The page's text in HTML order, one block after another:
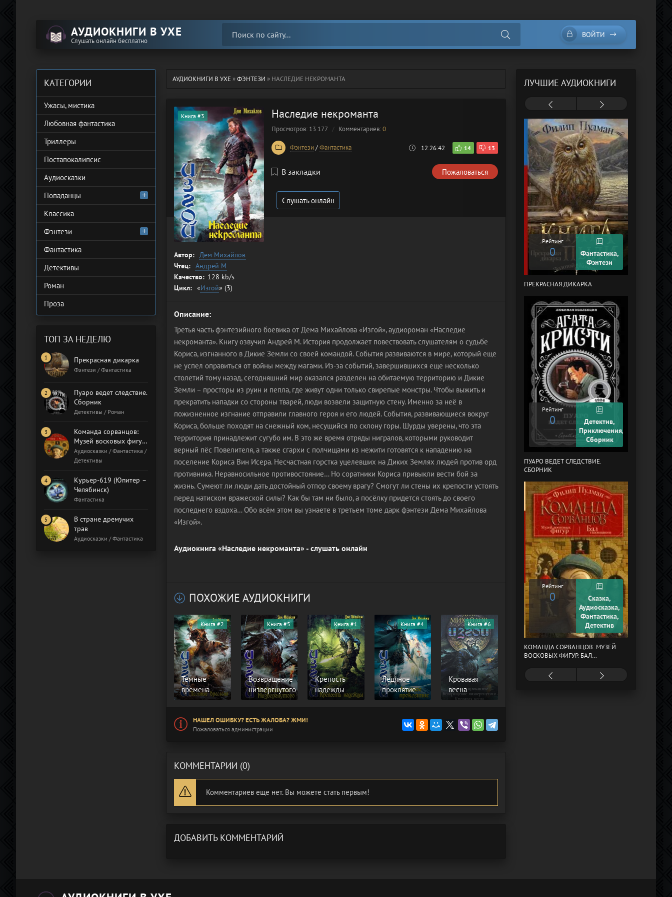
АУДИОКНИГИ В УХЕ
Слушать онлайн бесплатно
ВОЙТИ
АУДИОКНИГИ В УХЕ»ФЭНТЕЗИ » НАСЛЕДИЕ НЕКРОМАНТА
Наследие некроманта
Книга #3
Просмотров: 13 177 Комментариев:0
Фэнтези /Фантастика 12:26:42 14 13
В закладки Пожаловаться
Слушать онлайн
Автор: Дем Михайлов
Чтец: Андрей М
Качество: 128 kb/s
Цикл: «Изгой» (3)
Описание:
Третья часть фэнтезийного боевика от Дема Михайлова «Изгой», аудиороман «Наследие
некроманта». Книгу озвучил Андрей М. История продолжает повествовать слушателям о судьбе
Кориса, изгнанного в Дикие Земли со своей командой. События развиваются в мире, который еще
не успел оправиться от войны между магами. Из-за событий, завершившихся еще несколько
столетий тому назад, сегодняшний мир оказался разделен на обитаемую территорию и Дикие
Земли – просторы из руин и пепла, где живут одни только свирепые монстры. Чтобы выжить и
прекратить нападки со стороны тварей, люди возвели защитную стену. Именно за неё в
пожизненное изгнание отправили главного героя и его людей. События, развивающиеся вокруг
Кориса, больше походят на снежный ком, несущийся по склону горы. Шурды уверены, что эта
территория принадлежит сугубо им. В это же время отряды нигралов, которыми руководит
верный пёс Повелителя, а также сгархи с полчищами из нежити готовятся к нападению на
поселение Кориса Вин Исера. Несчастная горстка уцелевших на Диких Землях людей против орд
противника. Неравносильное противостояние… Но соратники Кориса привыкли вести бой за
жизнь. Сумеют ли люди дать достойный отпор своему врагу? Смогут ли стены их крепости устоять
перед натиском вражеской силы? Как бы там ни было, а посёлку придется стоять до своего
последнего вздоха… Обо всём этом вы узнаете в третьем томе дарк фэнтези Дема Михайлова
«Изгой».
Аудиокнига «Наследие некроманта» - слушать онлайн
ПОХОЖИЕ АУДИОКНИГИ
Темные
времена
Книга #2
Возвращение
низвергнутого
Книга #5
Крепость
надежды
Книга #1
Ледяное
проклятие
Книга #4
Кровавая
весна
Книга #6
НАШЕЛ ОШИБКУ? ЕСТЬ ЖАЛОБА? ЖМИ!
Пожаловаться администрации
КОММЕНТАРИИ (0)
Комментариев еще нет. Вы можете стать первым!
ДОБАВИТЬ КОММЕНТАРИЙ
КАТЕГОРИИ
Ужасы, мистика
Любовная фантастика
Триллеры
Постапокалипсис
Аудиосказки
Попаданцы
Классика
Фэнтези
Фантастика
Детективы
Роман
Проза
ТОП ЗА НЕДЕЛЮ
Прекрасная дикарка
Фэнтези / Фантастика
Пуаро ведет следствие.
Сборник
Детективы / Роман
Команда сорванцов:
Музей восковых фигур.
Бал газовщиков
Аудиосказки / Фантастика /
Детективы
Курьер-619 (Юпитер –
Челябинск)
Фантастика
В стране дремучих
трав
Аудиосказки / Фантастика
ЛУЧШИЕ АУДИОКНИГИ
Рейтинг
0
Фантастика,
Фэнтези
ПРЕКРАСНАЯ ДИКАРКА
Рейтинг
0
Детектив,
Приключения,
Сборник
ПУАРО ВЕДЕТ СЛЕДСТВИЕ.
СБОРНИК
Рейтинг
0
Сказка,
Аудиосказка,
Фантастика,
Детектив
КОМАНДА СОРВАНЦОВ: МУЗЕЙ
ВОСКОВЫХ ФИГУР. БАЛ